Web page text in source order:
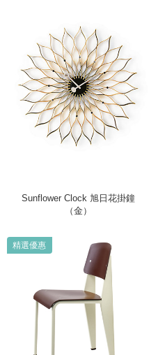
Sunflower Clock 旭日花掛鐘
（金）
精選優惠